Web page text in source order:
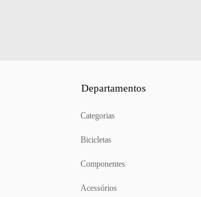
Departamentos
Categorias
Bicicletas
Componentes
Acessórios